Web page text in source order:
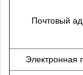
Почтовый
Электронная